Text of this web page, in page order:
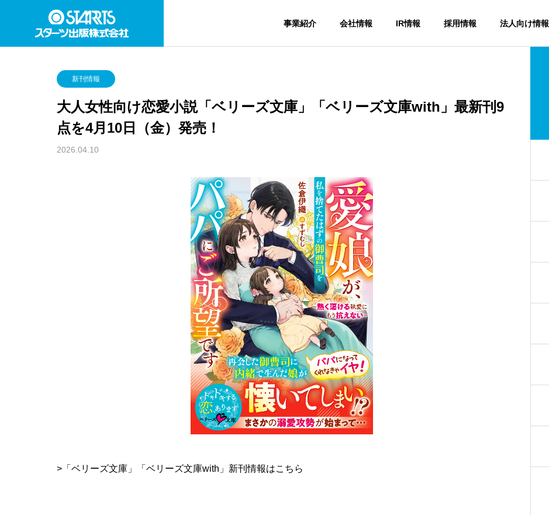
事業紹介 会社情報 IR情報 採用情報 法人向け情報
新刊情報
大人女性向け恋愛小説「ベリーズ文庫」「ベリーズ文庫with」最新刊9
点を4月10日（金）発売！
2026.04.10
>「ベリーズ文庫」「ベリーズ文庫with」新刊情報はこちら